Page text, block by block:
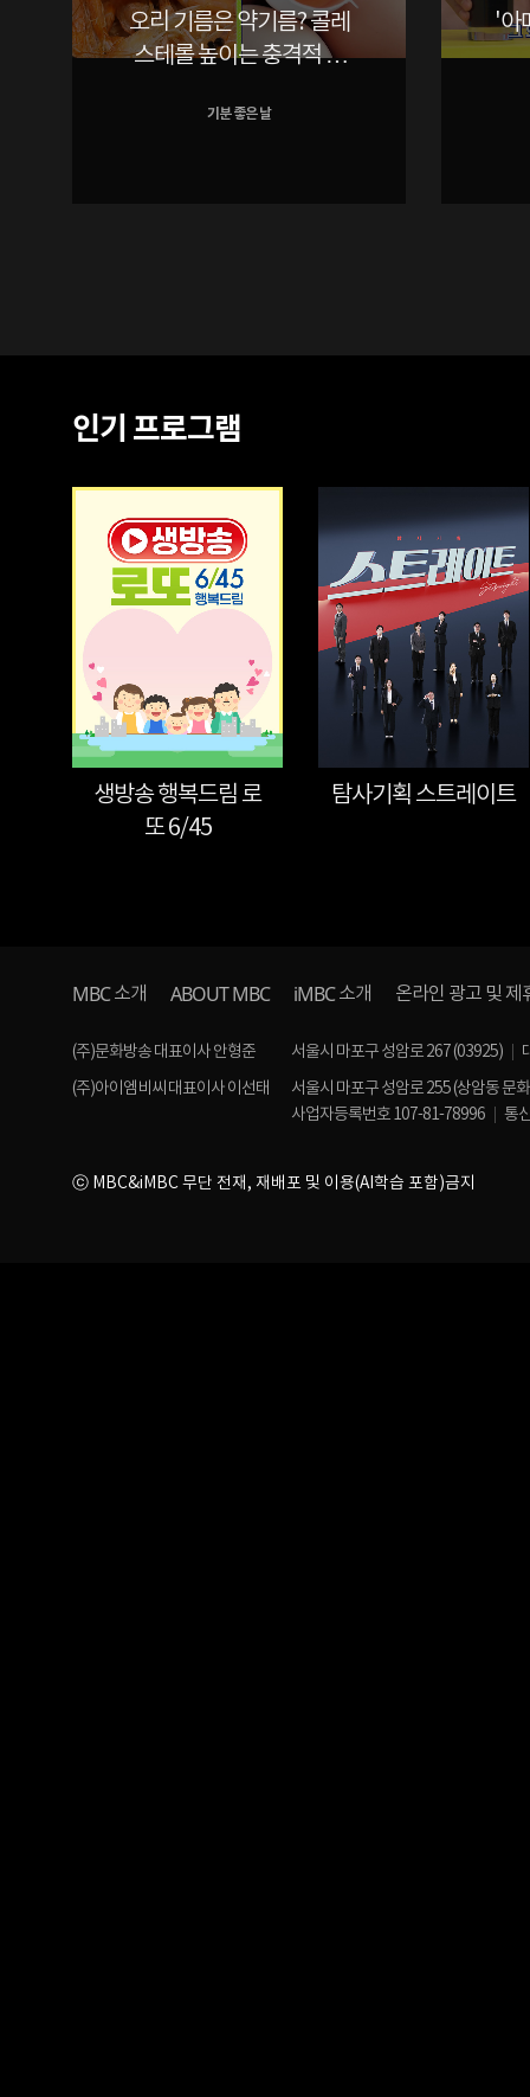
오리 기름은 약기름? 콜레
스테롤 높이는 충격적 정
기분 좋은 날
'아
인기 프로그램
생방송 행복드림 로
또 6/45
탐사기획 스트레이트
MBC소개 ABOUT MBC iMBC소개 온라인 광고 및 제
(주)문화방송 대표이사 안형준 서울시 마포구 성암로 267 (03925)
(주)아이엠비씨 대표이사 이선태
서울시 마포구 성암로 255 (상암동 문
사업자등록번호 107-81-78996
통
ⓒ MBC&iMBC 무단 전재, 재배포 및 이용(AI학습 포함)금지